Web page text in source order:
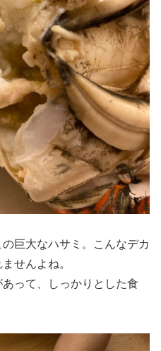
巨大なハサミ。こんなデカ
せんよね。
って、しっかりとした食